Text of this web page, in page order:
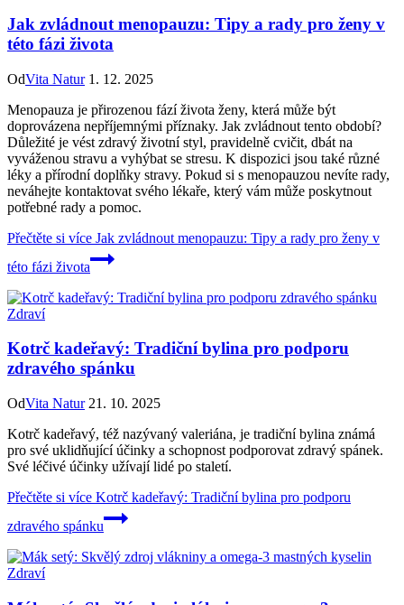
Jak zvládnout menopauzu: Tipy a rady pro ženy v
této fázi života
OdVita Natur 1. 12. 2025
Menopauza je přirozenou fází života ženy, která může být
doprovázena nepříjemnými příznaky. Jak zvládnout tento období?
Důležité je vést zdravý životní styl, pravidelně cvičit, dbát na
vyváženou stravu a vyhýbat se stresu. K dispozici jsou také různé
léky a přírodní doplňky stravy. Pokud si s menopauzou nevíte rady,
neváhejte kontaktovat svého lékaře, který vám může poskytnout
potřebné rady a pomoc.
Přečtěte si více Jak zvládnout menopauzu: Tipy a rady pro ženy v
této fázi života
Zdraví
Kotrč kadeřavý: Tradiční bylina pro podporu
zdravého spánku
OdVita Natur 21. 10. 2025
Kotrč kadeřavý, též nazývaný valeriána, je tradiční bylina známá
pro své uklidňující účinky a schopnost podporovat zdravý spánek.
Své léčivé účinky užívají lidé po staletí.
Přečtěte si více Kotrč kadeřavý: Tradiční bylina pro podporu
zdravého spánku
Zdraví